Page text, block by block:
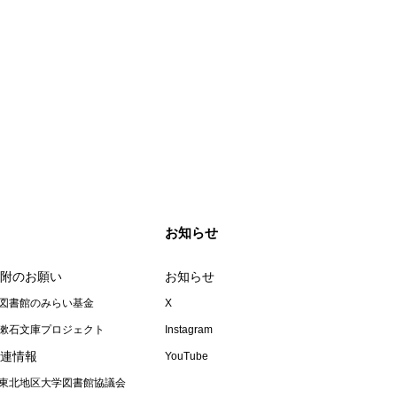
のお願い
書館のみらい基金
石文庫プロジェクト
情報
北地区大学図書館協議会
お知らせ
お知らせ
X
Instagram
YouTube